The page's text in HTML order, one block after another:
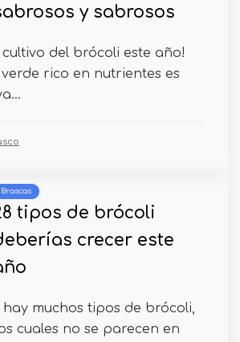
y sabrosos
del brócoli este año!
verde rico en nutrientes es
Brascas
tipos de brócoli
crecer este
muchos tipos de brócoli,
cuales no se parecen en